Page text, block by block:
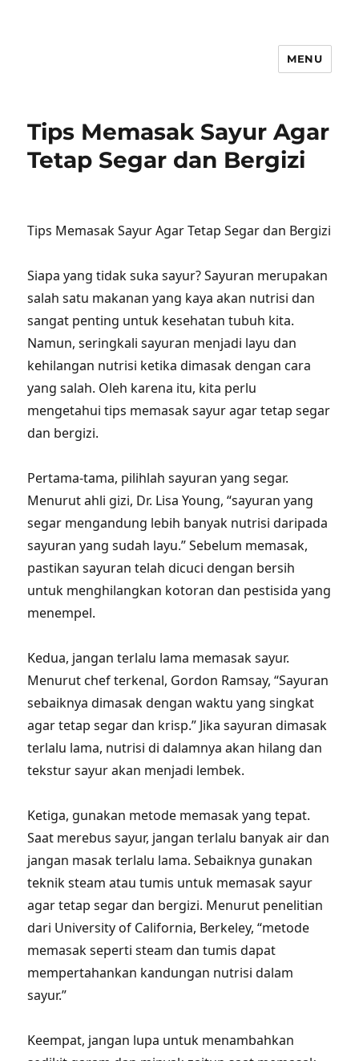
MENU
Tips Memasak Sayur Agar
Tetap Segar dan Bergizi
Tips Memasak Sayur Agar Tetap Segar dan Bergizi
Siapa yang tidak suka sayur? Sayuran merupakan
salah satu makanan yang kaya akan nutrisi dan
sangat penting untuk kesehatan tubuh kita.
Namun, seringkali sayuran menjadi layu dan
kehilangan nutrisi ketika dimasak dengan cara
yang salah. Oleh karena itu, kita perlu
mengetahui tips memasak sayur agar tetap segar
dan bergizi.
Pertama-tama, pilihlah sayuran yang segar.
Menurut ahli gizi, Dr. Lisa Young, “sayuran yang
segar mengandung lebih banyak nutrisi daripada
sayuran yang sudah layu.” Sebelum memasak,
pastikan sayuran telah dicuci dengan bersih
untuk menghilangkan kotoran dan pestisida yang
menempel.
Kedua, jangan terlalu lama memasak sayur.
Menurut chef terkenal, Gordon Ramsay, “Sayuran
sebaiknya dimasak dengan waktu yang singkat
agar tetap segar dan krisp.” Jika sayuran dimasak
terlalu lama, nutrisi di dalamnya akan hilang dan
tekstur sayur akan menjadi lembek.
Ketiga, gunakan metode memasak yang tepat.
Saat merebus sayur, jangan terlalu banyak air dan
jangan masak terlalu lama. Sebaiknya gunakan
teknik steam atau tumis untuk memasak sayur
agar tetap segar dan bergizi. Menurut penelitian
dari University of California, Berkeley, “metode
memasak seperti steam dan tumis dapat
mempertahankan kandungan nutrisi dalam
sayur.”
Keempat, jangan lupa untuk menambahkan